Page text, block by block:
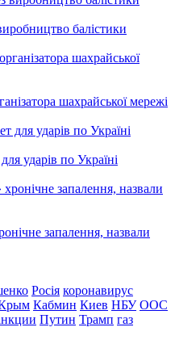
балістики
шахрайської мережі
ударів по Україні
запалення, назвали
Росія коронавирус
Кабмин Киев НБУ ООС
Путин Трамп газ